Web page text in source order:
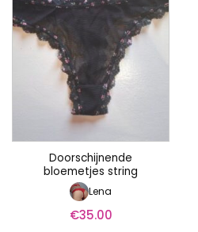
Doorschijnende
bloemetjes string
Lena
€35.00